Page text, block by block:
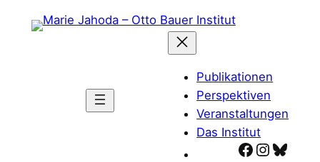
Inhalt
Publikationen
Perspektiven
Veranstaltungen
Das Institut
Facebook